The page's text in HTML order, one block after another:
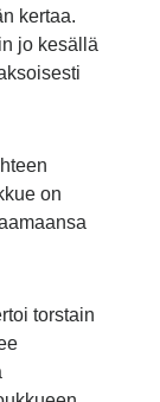
kertaa.
jo kesällä
on
torstain